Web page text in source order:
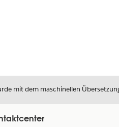
mit dem maschinellen